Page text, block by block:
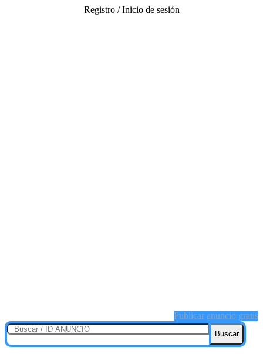
Registro / Inicio de sesión
Publicar anuncio gratis
Buscar